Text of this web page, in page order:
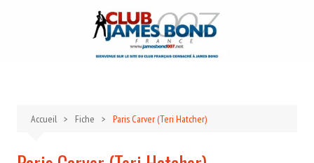
Accueil Fiche Paris Carver (Teri Hatcher)